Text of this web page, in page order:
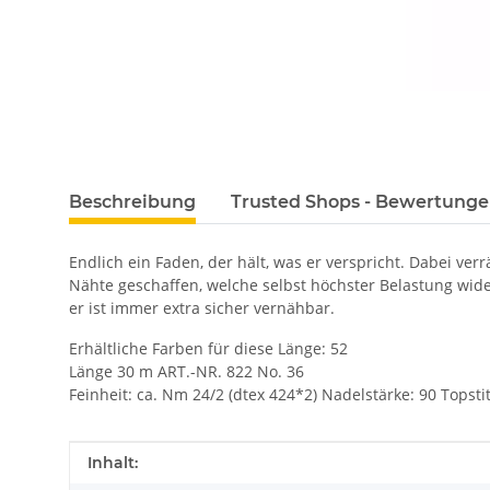
Beschreibung Trusted Shops -
Endlich ein Faden, der hält, was er verspricht. Dabei
Nähte geschaffen, welche selbst höchster Belastung
er ist immer extra sicher vernähbar.
Erhältliche Farben für diese Länge: 52
Länge 30 m ART.-NR. 822 No. 36
Feinheit: ca. Nm 24/2 (dtex 424*2) Nadelstärke: 90
Produkteigenschaft
Wert
Inhalt: